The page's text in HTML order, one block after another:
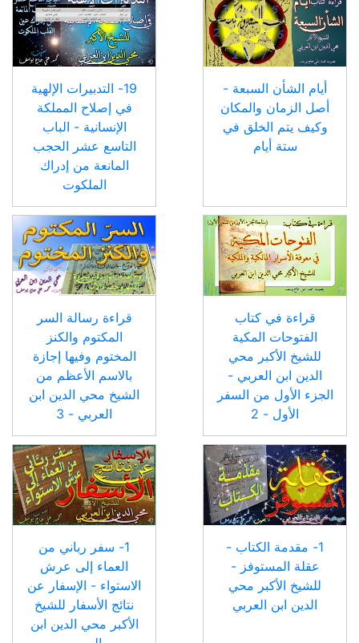
أيام الشأن السبعة -
أصل الزمان والمكان
وكيف يتم الخلق في
ستة أيام
19- التدبيرات الإلهية
في إصلاح المملكة
الإنسانية - الباب
التاسع عشر الحجب
المانعة من إدراك
الملكوت
قراءة في كتاب
الفتوحات المكية
للشيخ الأكبر محي
الدين ابن العربي -
الجزء الأول من السفر
الأول - 2
قراءة رسالة السر
المكتوم والكنز
المختوم وفيها إجازة
بالاسم الأعظم من
الشيخ محي الدين ابن
العربي - 3
1- مقدمة الكتاب -
عقلة المستوفز -
للشيخ الأكبر محي
الدين ابن العربي
1- سفر رباني من
العماء إلى عرش
الاستواء - الإسفار عن
نتائج الأسفار للشيخ
الأكبر محي الدين ابن